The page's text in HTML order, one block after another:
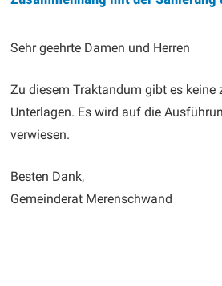
Sehr geehrte Damen und Herren
Zu diesem Traktandum gibt es keine
Unterlagen. Es wird auf die
verwiesen.
Besten Dank,
Gemeinderat Merenschwand